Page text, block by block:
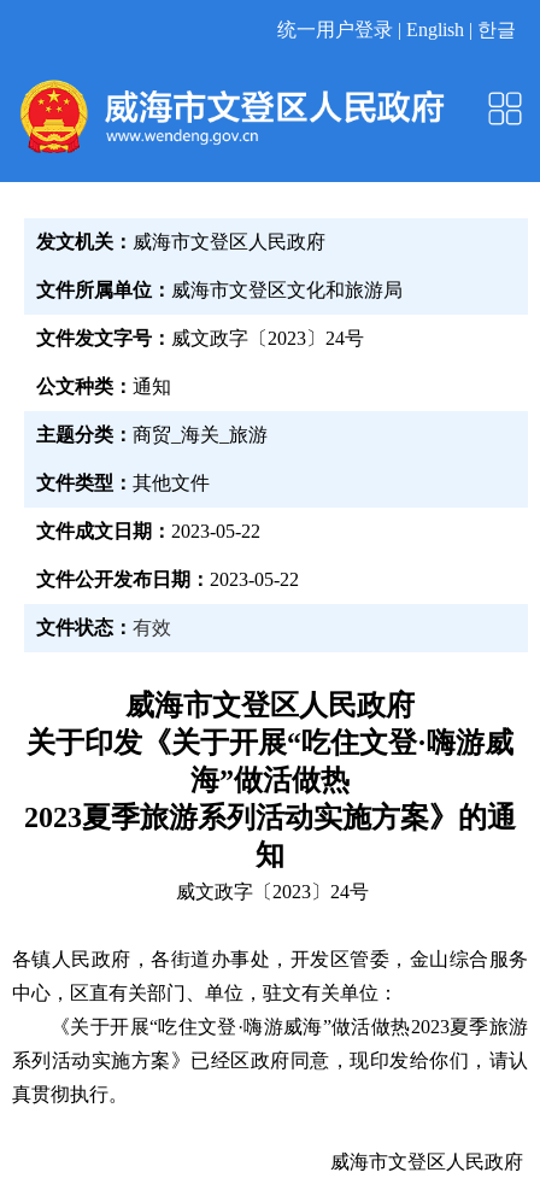
统一用户登录 | English | 한글
发文机关： 威海市文登区人民政府
文件所属单位： 威海市文登区文化和旅游局
文件发文字号： 威文政字〔2023〕24号
公文种类： 通知
主题分类： 商贸_海关_旅游
文件类型： 其他文件
文件成文日期： 2023-05-22
文件公开发布日期： 2023-05-22
文件状态： 有效
威海市文登区人民政府
关于印发《关于开展“吃住文登·嗨游威
海”做活做热
2023夏季旅游系列活动实施方案》的通
知
威文政字〔2023〕24号
各镇人民政府，各街道办事处，开发区管委，金山综合服务
中心，区直有关部门、单位，驻文有关单位：
《关于开展“吃住文登·嗨游威海”做活做热2023夏季旅游
系列活动实施方案》已经区政府同意，现印发给你们，请认
真贯彻执行。
威海市文登区人民政府